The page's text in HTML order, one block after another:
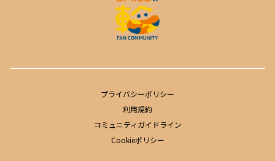
プライバシーポリシー
利用規約
コミュニティガイドライン
Cookieポリシー